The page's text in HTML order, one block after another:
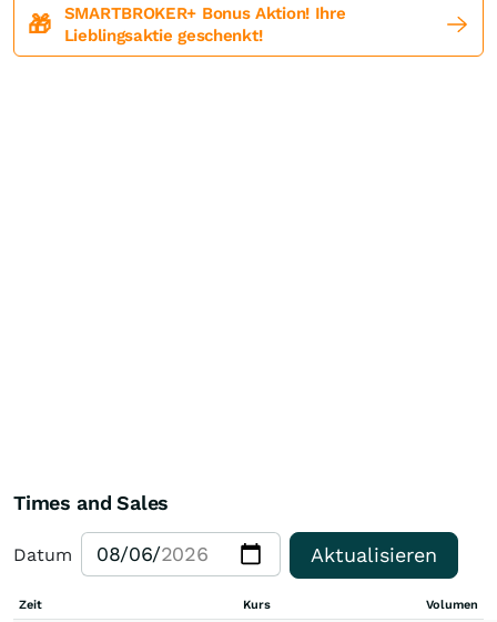
🎁
SMARTBROKER+ Bonus Aktion! Ihre
Lieblingsaktie geschenkt!
Times and Sales
Datum Aktualisieren
Zeit Kurs Volumen